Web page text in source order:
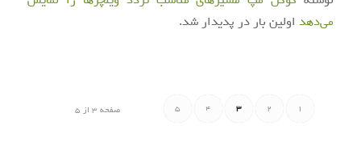
می‌دهداولین بار در پدیدار شد.
صفحه 3 از 5 1
2
3
4
5